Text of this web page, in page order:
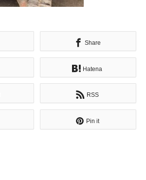
Share
Hatena
RSS
Pin it